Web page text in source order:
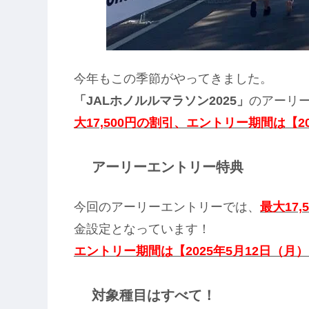
今年もこの季節がやってきました。
「JALホノルルマラソン2025」 のアーリ
大17,500円の割引、エントリー期間は【
アーリーエントリー特典
今回のアーリーエントリーでは、 最大
金設定となっています！
エントリー期間は【2025年5月12日（月
対象種目はすべて！